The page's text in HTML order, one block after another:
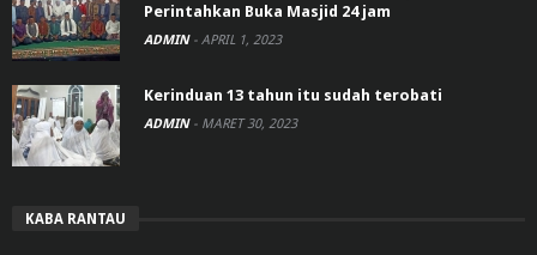
Perintahkan Buka Masjid 24 jam
ADMIN - APRIL 1, 2023
Kerinduan 13 tahun itu sudah terobati
ADMIN - MARET 30, 2023
KABA RANTAU